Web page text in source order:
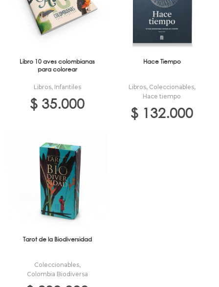
Libro 10 aves colombianas
para colorear
Libros, Infantiles
$ 35.000
Hace Tiempo
Libros, Coleccionables,
Hace tiempo
$ 132.000
Tarot de la Biodiversidad
Coleccionables,
Colombia Biodiversa